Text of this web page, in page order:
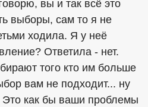
вы и так всё это
выборы, сам то я не
ходила. Я у неё
Ответила - нет.
того кто им больше
вам не подходит... ну
Это как бы ваши проблемы